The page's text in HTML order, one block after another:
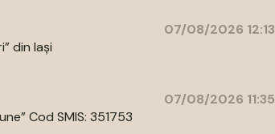
07/08/2026 12:13
din Iași
07/08/2026 11:35
Cod SMIS: 351753